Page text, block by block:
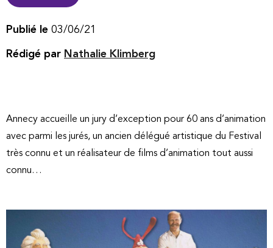
Publié le 03/06/21
Rédigé par Nathalie Klimberg
Annecy accueille un jury d’exception pour 60 ans d’animation
avec parmi les jurés, un ancien délégué artistique du Festival
très connu et un réalisateur de films d’animation tout aussi
connu…